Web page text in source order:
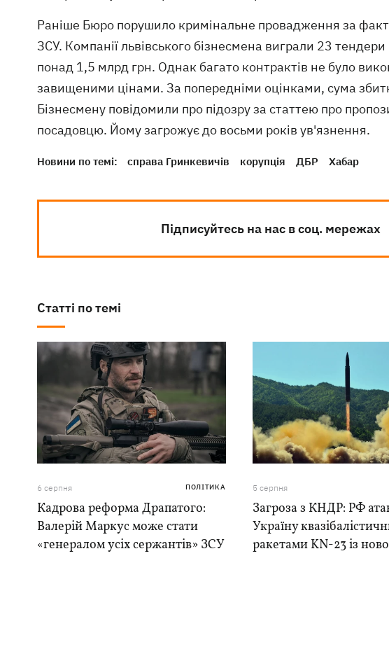
Раніше Бюро порушило кримінальне провадження за
ЗСУ. Компанії львівського бізнесмена виграли 23
понад 1,5 млрд грн. Однак багато контрактів не було
завищеними цінами. За попередніми оцінками, сума
Бізнесмену повідомили про підозру за статтею про
посадовцю. Йому загрожує до восьми років ув'язнення.
Новини по темі: справа Гринкевичів корупція ДБР Хабар
Підписуйтесь на нас в соц. мережах
Статті по темі
6 серпня ПОЛІТИКА
Кадрова реформа Драпатого:
Валерій Маркус може стати
«генералом усіх сержантів» ЗСУ
5 серпня
Загроза з КНДР: РФ
Україну
ракетами KN-23 із